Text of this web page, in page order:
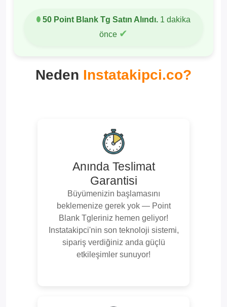
50 Point Blank Tg Satın Alındı. 1 dakika
önce ✔
Neden Instatakipci.co?
Anında Teslimat
Garantisi
Büyümenizin başlamasını
beklemenize gerek yok — Point
Blank Tgleriniz hemen geliyor!
Instatakipci'nin son teknoloji sistemi,
sipariş verdiğiniz anda güçlü
etkileşimler sunuyor!